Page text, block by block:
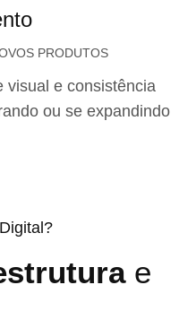
PRODUTOS
visual e consistência
ou se expandindo
e